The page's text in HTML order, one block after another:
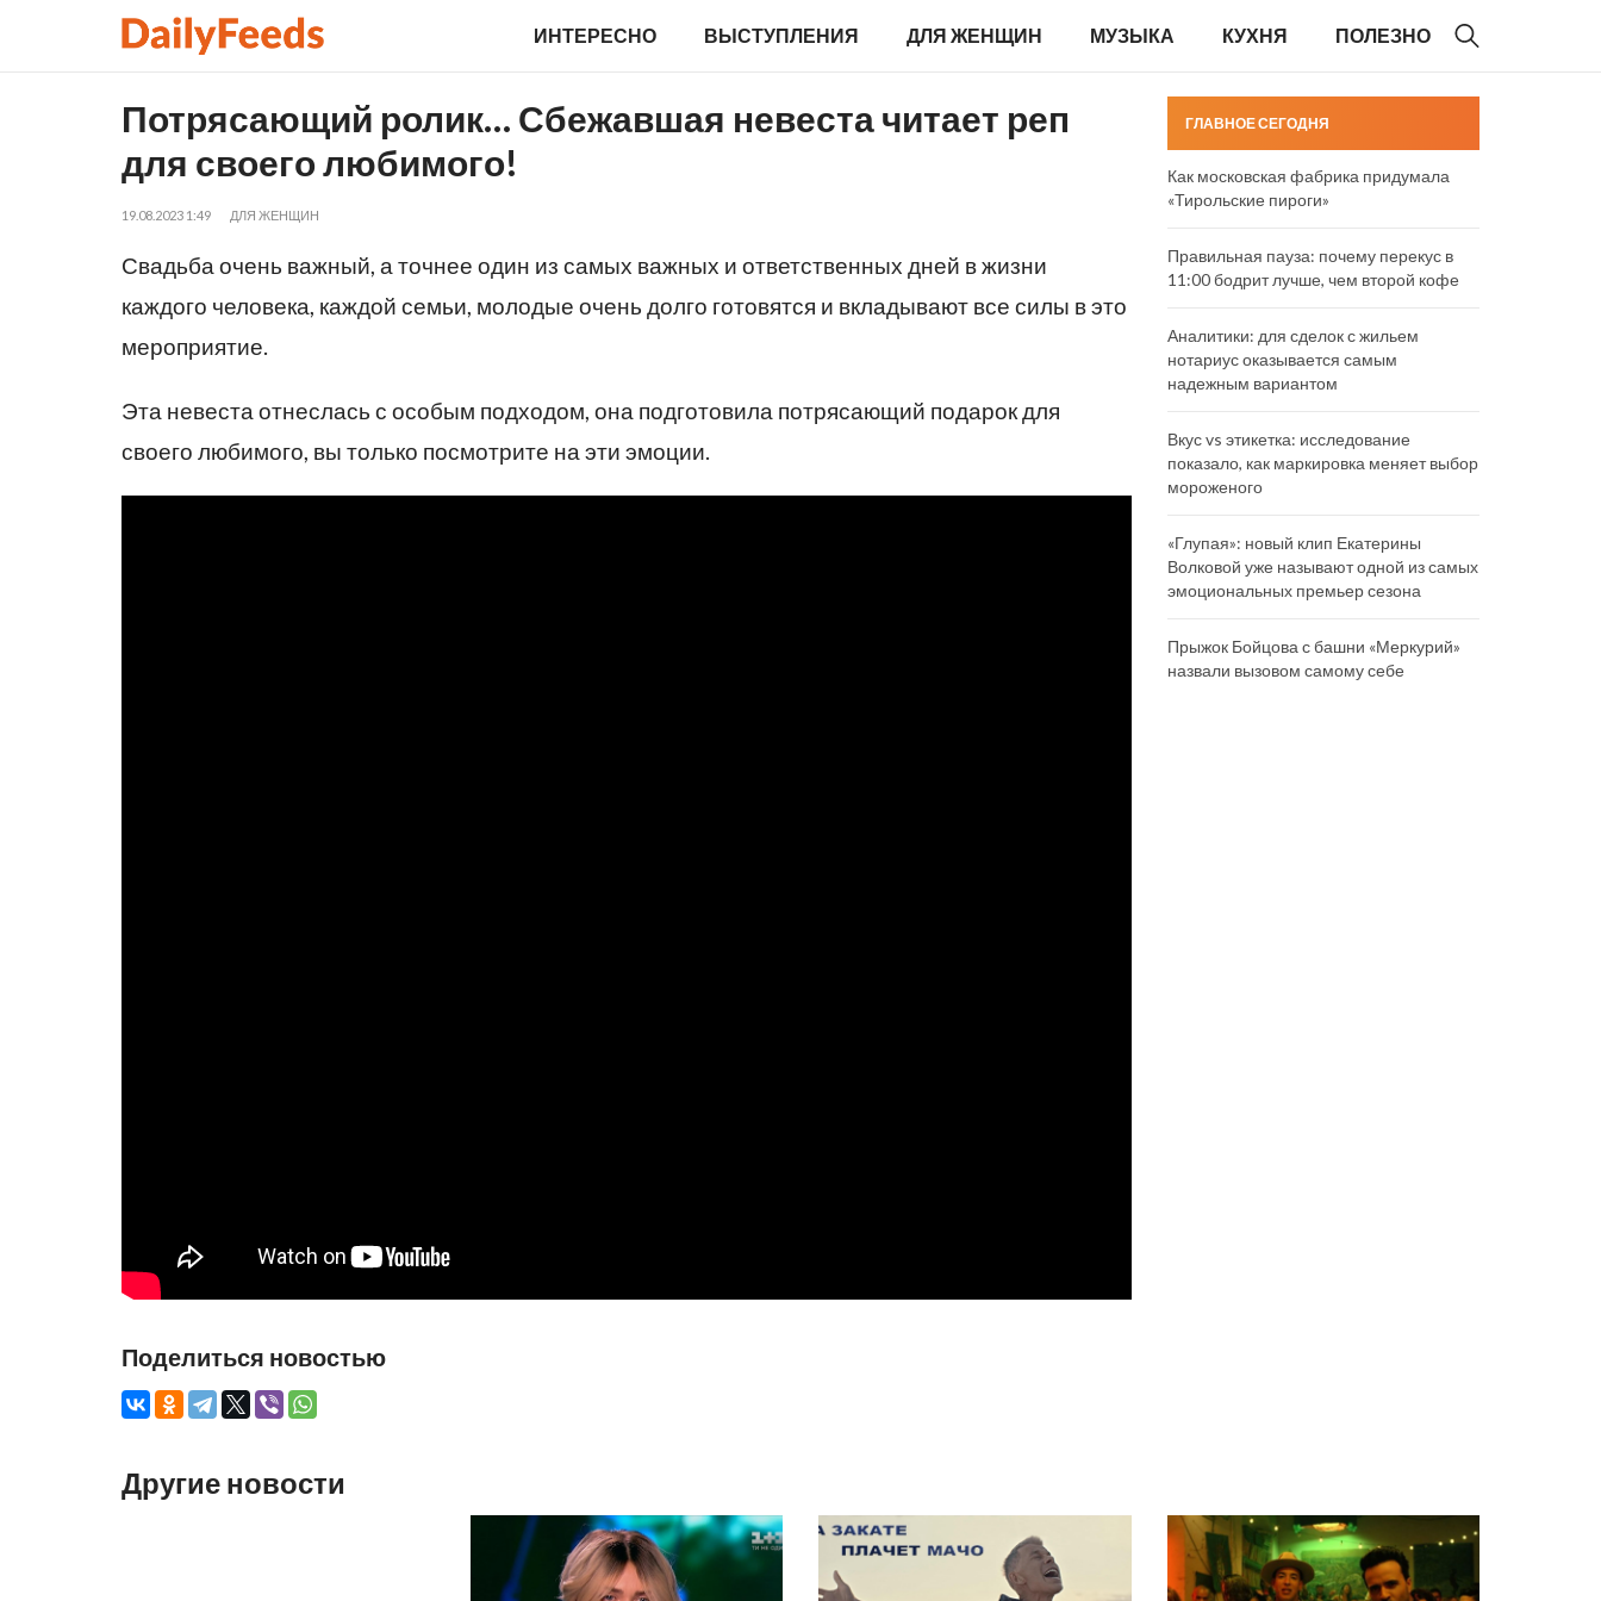
ИНТЕРЕСНО ВЫСТУПЛЕНИЯ ДЛЯ ЖЕНЩИН МУЗЫКА КУХНЯ ПОЛЕЗНО
Потрясающий ролик… Сбежавшая невеста читает реп
для своего любимого!
19.08.2023 1:49 ДЛЯ ЖЕНЩИН
Свадьба очень важный, а точнее один из самых важных и ответственных дней в жизни
каждого человека, каждой семьи, молодые очень долго готовятся и вкладывают все силы в это
мероприятие.
Эта невеста отнеслась с особым подходом, она подготовила потрясающий подарок для
своего любимого, вы только посмотрите на эти эмоции.
Поделиться новостью
ГЛАВНОЕ СЕГОДНЯ
Как московская фабрика придумала
«Тирольские пироги»
Правильная пауза: почему перекус в
11:00 бодрит лучше, чем второй кофе
Аналитики: для сделок с жильем
нотариус оказывается самым
надежным вариантом
Вкус vs этикетка: исследование
показало, как маркировка меняет выбор
мороженого
«Глупая»: новый клип Екатерины
Волковой уже называют одной из самых
эмоциональных премьер сезона
Прыжок Бойцова с башни «Меркурий»
назвали вызовом самому себе
Другие новости